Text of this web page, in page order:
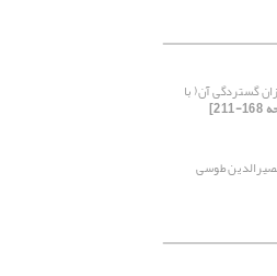
گستردگی آن( با
طوسی